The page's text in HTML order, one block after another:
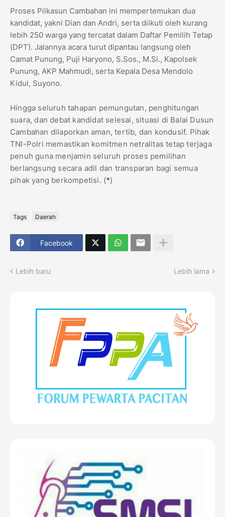
Proses Pilkasun Cambahan ini mempertemukan dua
kandidat, yakni Dian dan Andri, serta diikuti oleh kurang
lebih 250 warga yang tercatat dalam Daftar Pemilih Tetap
(DPT). Jalannya acara turut dipantau langsung oleh
Camat Punung, Puji Haryono, S.Sos., M.Si., Kapolsek
Punung, AKP Mahmudi, serta Kepala Desa Mendolo
Kidul, Suyono.
​Hingga seluruh tahapan pemungutan, penghitungan
suara, dan debat kandidat selesai, situasi di Balai Dusun
Cambahan dilaporkan aman, tertib, dan kondusif. Pihak
TNI-Polri memastikan komitmen netralitas tetap terjaga
penuh guna menjamin seluruh proses pemilihan
berlangsung secara adil dan transparan bagi semua
pihak yang berkompetisi. (*)
Tags Daerah
Facebook
Lebih baru Lebih lama